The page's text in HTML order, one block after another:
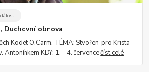
Duchovní obnova
Kodet O.Carm. TÉMA: Stvořeni pro Krista
Antonínkem KDY: 1. - 4. červencečíst celé